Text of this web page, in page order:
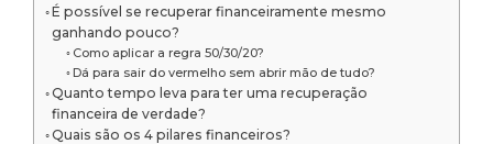
É possível se recuperar financeiramente mesmo
ganhando pouco?
Como aplicar a regra 50/30/20?
Dá para sair do vermelho sem abrir mão de tudo?
Quanto tempo leva para ter uma recuperação
financeira de verdade?
Quais são os 4 pilares financeiros?